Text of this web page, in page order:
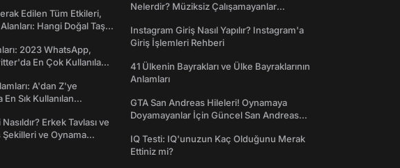
Edilen Tüm Etkileri,
Hangi Doğal Taş
2023 WhatsApp,
En Çok Kullanılan
A'dan Z'ye
Sık Kullanılan
Erkek Tavlası ve
Şekilleri ve Oynama
Nelerdir? Müziksiz Çalışamayanlar
Instagram Giriş Nasıl Yapılır? Instagram'a
Giriş İşlemleri Rehberi
41 Ülkenin Bayrakları ve Ülke Bayraklarının
Anlamları
GTA San Andreas Hileleri! Oynamaya
Doyamayanlar İçin Güncel San Andreas
IQ Testi: IQ'unuzun Kaç Olduğunu Merak
Ettiniz mi?